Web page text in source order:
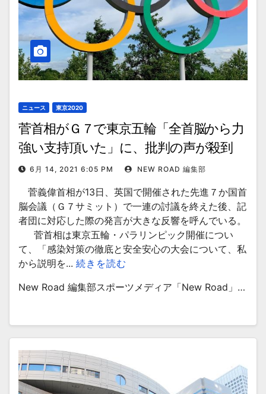
ニュース 東京2020
菅首相がＧ７で東京五輪「全首脳から力
強い支持頂いた」に、批判の声が殺到
6月 14, 2021 6:05 PM NEW ROAD 編集部
菅義偉首相が13日、英国で開催された先進７か国首
脳会議（Ｇ７サミット）で一連の討議を終えた後、記
者団に対応した際の発言が大きな反響を呼んでいる。
菅首相は東京五輪・パラリンピック開催につい
て、「感染対策の徹底と安全安心の大会について、私
から説明を... 続きを読む
New Road 編集部スポーツメディア「New Road」…